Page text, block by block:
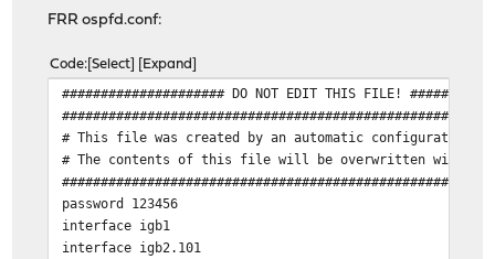
FRR ospfd.conf:
Code Select Expand
##################### DO NOT EDIT THIS FILE!
# This file was created by an automatic configuration
# The contents of this file will be overwritten without
password 123456
interface igb1
interface igb2.101